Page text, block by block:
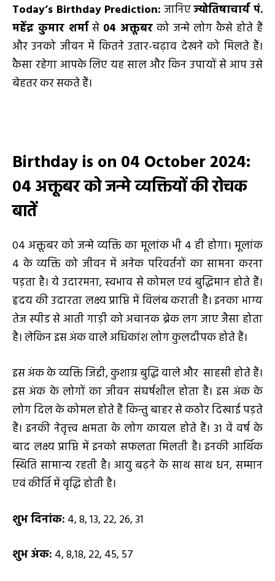
Today’s Birthday Prediction: जानिएज्योतिषाचार्य पं.
महेंद्र कुमार शर्मासे 04 अक्तूबर को जन्मे लोग कैसे होते हैं
और उनको जीवन में कितने उतार-चढ़ाव देखने को मिलते हैं।
कैसा रहेगा आपके लिए यह साल और किन उपायों से आप उसे
बेहतर कर सकते हैं।
Birthday is on 04 October 2024:
04अक्तूबरको जन्मे व्यक्तियों की रोचक
बातें
04 अक्तूबर को जन्मे व्यक्ति का मूलांक भी 4 ही होगा। मूलांक
4 के व्यक्ति को जीवन में अनेक परिवर्तनों का सामना करना
पड़ता है। ये उदारमना, स्वभाव से कोमल एवं बुद्धिमान होते हैं।
हृदय की उदारता लक्ष्य प्राप्ति में विलंब कराती है। इनका भाग्य
तेज स्पीड से आती गाड़ी को अचानक ब्रेक लग जाए जैसा होता
है। लेकिन इस अंक वाले अधिकांश लोग कुलदीपक होते हैं।
इस अंक के व्यक्ति जिद्दी, कुशाग्र बुद्धि वाले और साहसी होते हैं।
इस अंक के लोगों का जीवन संघर्षशील होता है। इस अंक के
लोग दिल के कोमल होते हैं किन्तु बाहर से कठोर दिखाई पड़ते
हैं। इनकी नेतृत्त्व क्षमता के लोग कायल होते हैं। 31 वें वर्ष के
बाद लक्ष्य प्राप्ति में इनको सफलता मिलती है। इनकी आर्थिक
स्थिति सामान्य रहती है। आयु बढ़ने के साथ साथ धन, सम्मान
एवं कीर्ति में वृद्धि होती है।
शुभ दिनांक: 4, 8, 13, 22, 26, 31
शुभ अंक: 4, 8,18, 22, 45, 57